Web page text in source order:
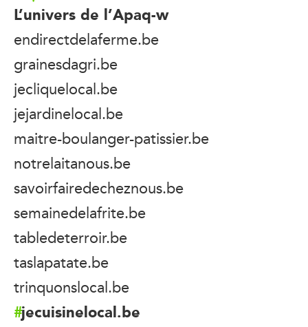
L’univers de l’Apaq-w
endirectdelaferme.be
grainesdagri.be
jecliquelocal.be
jejardinelocal.be
maitre-boulanger-patissier.be
notrelaitanous.be
savoirfairedecheznous.be
semainedelafrite.be
tabledeterroir.be
taslapatate.be
trinquonslocal.be
jecuisinelocal.be